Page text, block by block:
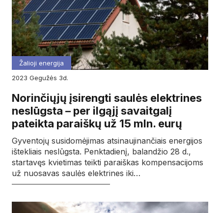
Žalioji energija
2023
gegužės 3d.
Norinčiųjų įsirengti saulės elektrines
neslūgsta – per ilgąjį savaitgalį
pateikta paraiškų už 15 mln. eurų
Gyventojų susidomėjimas atsinaujinančiais energijos
ištekliais neslūgsta. Penktadienį, balandžio 28 d.,
startavęs kvietimas teikti paraiškas kompensacijoms
už nuosavas saulės elektrines iki…